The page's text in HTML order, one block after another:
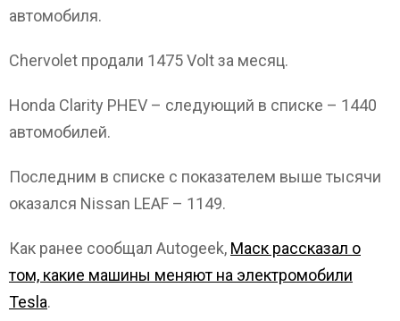
автомобиля.
Chervolet продали 1475 Volt за месяц.
Honda Clarity PHEV – следующий в списке – 1440
автомобилей.
Последним в списке с показателем выше тысячи
оказался Nissan LEAF – 1149.
Как ранее сообщал Autogeek, Маск рассказал о
том, какие машины меняют на электромобили
Tesla.